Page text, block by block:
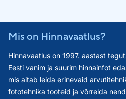
Mis on Hinnavaatlus?
Hinnavaatlus on 1997. aastast
Eesti vanim ja suurim hinnainfot
mis aitab leida erinevaid
fototehnika tooteid ja võrrelda